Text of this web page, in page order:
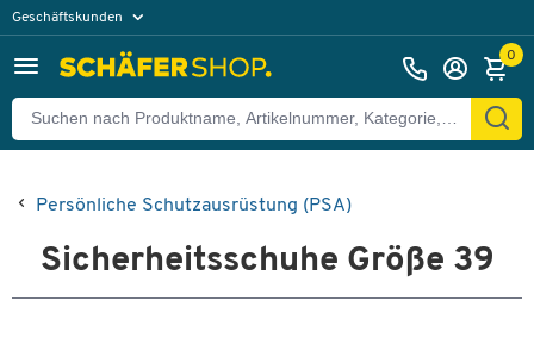
Geschäftskunden
0
Persönliche Schutzausrüstung (PSA)
Sicherheitsschuhe Größe 39